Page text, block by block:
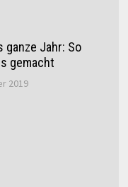
ganze Jahr: So
gemacht
2019